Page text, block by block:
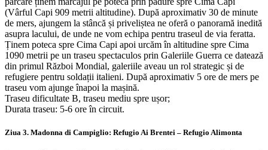
(Vârful Capi 909 metrii altitudine). După aproximativ 30 de minute
de mers, ajungem la stâncă și priveliștea ne oferă o panoramă inedită
asupra lacului, de unde ne vom echipa pentru traseul de via feratta.
Ținem poteca spre Cima Capi apoi urcăm în altitudine spre Cima
1090 metrii pe un traseu spectaculos prin Galeriile Guerra ce datează
din primul Război Mondial, galeriile aveau un rol strategic și de
refugiere pentru soldații italieni. După aproximativ 5 ore de mers pe
traseu vom ajunge înapoi la mașină.
Traseu dificultate B, traseu mediu spre ușor;
Durata traseu: 5-6 ore în circuit.
Ziua 3. Madonna di Campiglio: Refugio Ai Brentei – Refugio Alimonta